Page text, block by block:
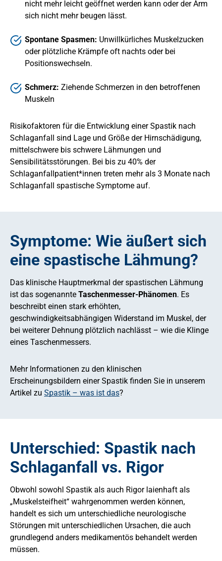
nicht mehr leicht geöffnet werden kann oder der Arm
sich nicht mehr beugen lässt.
Spontane Spasmen: Unwillkürliches Muskelzucken
oder plötzliche Krämpfe oft nachts oder bei
Positionswechseln.
Schmerz: Ziehende Schmerzen in den betroffenen
Muskeln
Risikofaktoren für die Entwicklung einer Spastik nach
Schlaganfall sind Lage und Größe der Hirnschädigung,
mittelschwere bis schwere Lähmungen und
Sensibilitätsstörungen. Bei bis zu 40% der
Schlaganfallpatient*innen treten mehr als 3 Monate nach
Schlaganfall spastische Symptome auf.
Symptome: Wie äußert sich
eine spastische Lähmung?
Das klinische Hauptmerkmal der spastischen Lähmung
ist das sogenannte Taschenmesser-Phänomen. Es
beschreibt einen stark erhöhten,
geschwindigkeitsabhängigen Widerstand im Muskel, der
bei weiterer Dehnung plötzlich nachlässt – wie die Klinge
eines Taschenmessers.
Mehr Informationen zu den klinischen
Erscheinungsbildern einer Spastik finden Sie in unserem
Artikel zu Spastik – was ist das?
Unterschied: Spastik nach
Schlaganfall vs. Rigor
Obwohl sowohl Spastik als auch Rigor laienhaft als
„Muskelsteifheit“ wahrgenommen werden können,
handelt es sich um unterschiedliche neurologische
Störungen mit unterschiedlichen Ursachen, die auch
grundlegend anders medikamentös behandelt werden
müssen.